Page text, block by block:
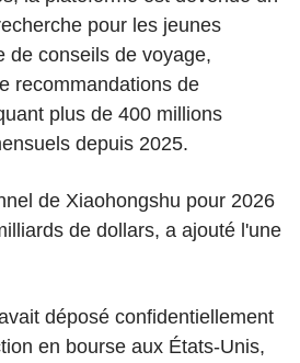
pour les jeunes
de conseils de voyage,
recommandations de
plus de 400 millions
depuis 2025.
de Xiaohongshu pour 2026
de dollars, a ajouté l'une
déposé confidentiellement
en bourse aux États-Unis,